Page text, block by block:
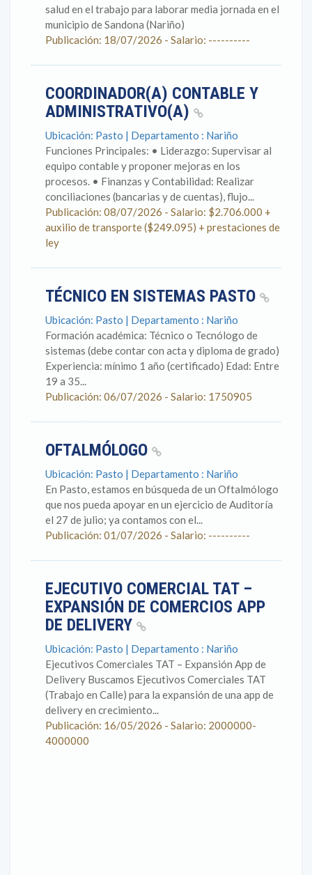
salud en el trabajo para laborar media jornada en el
municipio de Sandona (Nariño)
Publicación: 18/07/2026 - Salario: ----------
COORDINADOR(A) CONTABLE Y
ADMINISTRATIVO(A)
Ubicación: Pasto | Departamento : Nariño
Funciones Principales: • Liderazgo: Supervisar al
equipo contable y proponer mejoras en los
procesos. • Finanzas y Contabilidad: Realizar
conciliaciones (bancarias y de cuentas), flujo...
Publicación: 08/07/2026 - Salario: $2.706.000 +
auxilio de transporte ($249.095) + prestaciones de
ley
TÉCNICO EN SISTEMAS PASTO
Ubicación: Pasto | Departamento : Nariño
Formación académica: Técnico o Tecnólogo de
sistemas (debe contar con acta y diploma de grado)
Experiencia: mínimo 1 año (certificado) Edad: Entre
19 a 35...
Publicación: 06/07/2026 - Salario: 1750905
OFTALMÓLOGO
Ubicación: Pasto | Departamento : Nariño
En Pasto, estamos en búsqueda de un Oftalmólogo
que nos pueda apoyar en un ejercicio de Auditoría
el 27 de julio; ya contamos con el...
Publicación: 01/07/2026 - Salario: ----------
EJECUTIVO COMERCIAL TAT –
EXPANSIÓN DE COMERCIOS APP
DE DELIVERY
Ubicación: Pasto | Departamento : Nariño
Ejecutivos Comerciales TAT – Expansión App de
Delivery Buscamos Ejecutivos Comerciales TAT
(Trabajo en Calle) para la expansión de una app de
delivery en crecimiento...
Publicación: 16/05/2026 - Salario: 2000000-
4000000